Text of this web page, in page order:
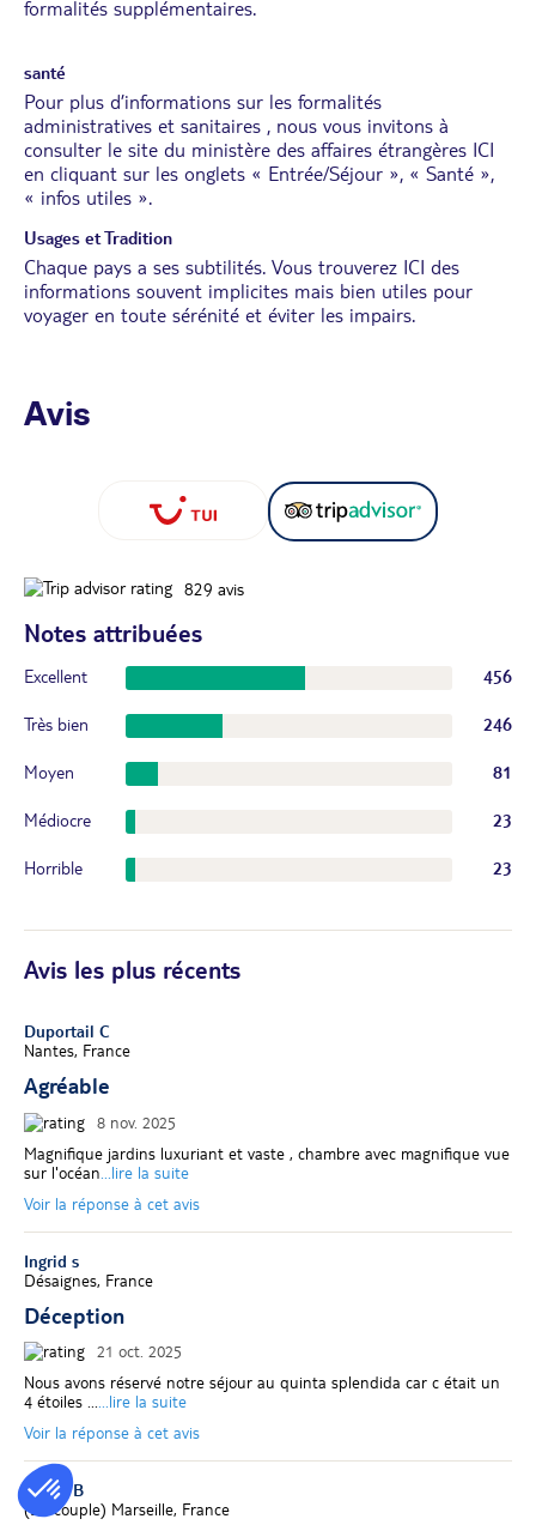
formalités supplémentaires.
santé
Pour plus d’informations sur les formalités
administratives et sanitaires , nous vous invitons à
consulter le site du ministère des affaires étrangères ICI
en cliquant sur les onglets « Entrée/Séjour », « Santé »,
« infos utiles ».
Usages et Tradition
Chaque pays a ses subtilités. Vous trouverez ICI des
informations souvent implicites mais bien utiles pour
voyager en toute sérénité et éviter les impairs.
Avis
829 avis
Notes attribuées
Excellent 456
Très bien 246
Moyen 81
Médiocre 23
Horrible 23
Avis les plus récents
Duportail C
Nantes, France
Agréable
8 nov. 2025
Magnifique jardins luxuriant et vaste , chambre avec magnifique vue
sur l'océan ...lire la suite
Voir la réponse à cet avis
Ingrid s
Désaignes, France
Déception
21 oct. 2025
Nous avons réservé notre séjour au quinta splendida car c était un
4 étoiles ......lire la suite
Voir la réponse à cet avis
nicole B
(En couple) Marseille, France